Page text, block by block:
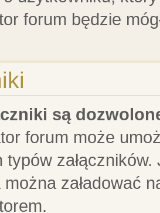
forum będzie
są
forum może
typów
można załadować